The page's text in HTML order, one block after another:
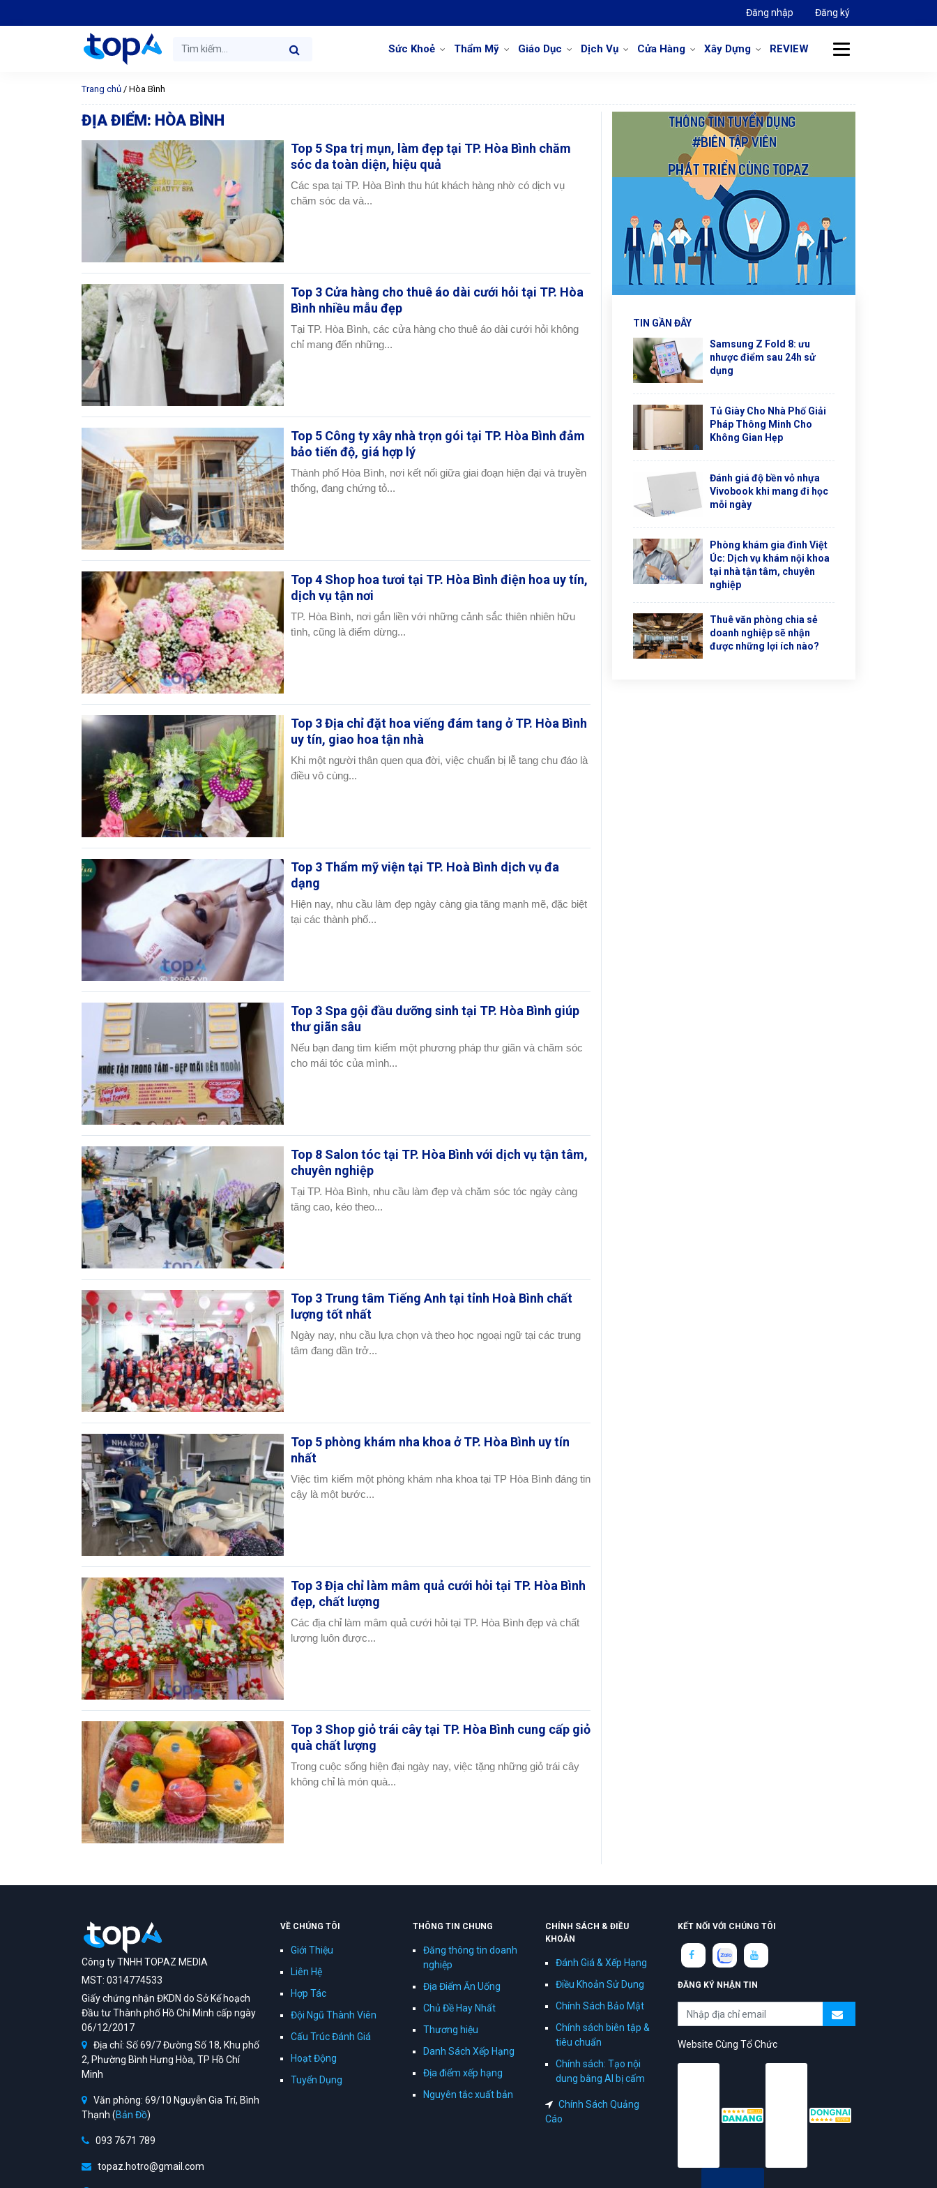
Đăng nhập Đăng ký
Sức Khoẻ Thẩm Mỹ Giáo Dục Dịch Vụ Cửa Hàng Xây Dựng REVIEW
Trang chủ / Hòa Bình
ĐỊA ĐIỂM: HÒA BÌNH
Top 5 Spa trị mụn, làm đẹp tại TP. Hòa Bình chăm
sóc da toàn diện, hiệu quả
Các spa tại TP. Hòa Bình thu hút khách hàng nhờ có dịch vụ
chăm sóc da và...
Top 3 Cửa hàng cho thuê áo dài cưới hỏi tại TP. Hòa
Bình nhiều mẫu đẹp
Tại TP. Hòa Bình, các cửa hàng cho thuê áo dài cưới hỏi không
chỉ mang đến những...
Top 5 Công ty xây nhà trọn gói tại TP. Hòa Bình đảm
bảo tiến độ, giá hợp lý
Thành phố Hòa Bình, nơi kết nối giữa giai đoạn hiện đại và truyền
thống, đang chứng tỏ...
Top 4 Shop hoa tươi tại TP. Hòa Bình điện hoa uy tín,
dịch vụ tận nơi
TP. Hòa Bình, nơi gắn liền với những cảnh sắc thiên nhiên hữu
tình, cũng là điểm dừng...
Top 3 Địa chỉ đặt hoa viếng đám tang ở TP. Hòa Bình
uy tín, giao hoa tận nhà
Khi một người thân quen qua đời, việc chuẩn bị lễ tang chu đáo là
điều vô cùng...
Top 3 Thẩm mỹ viện tại TP. Hoà Bình dịch vụ đa
dạng
Hiện nay, nhu cầu làm đẹp ngày càng gia tăng mạnh mẽ, đặc biệt
tại các thành phố...
Top 3 Spa gội đầu dưỡng sinh tại TP. Hòa Bình giúp
thư giãn sâu
Nếu bạn đang tìm kiếm một phương pháp thư giãn và chăm sóc
cho mái tóc của mình...
Top 8 Salon tóc tại TP. Hòa Bình với dịch vụ tận tâm,
chuyên nghiệp
Tại TP. Hòa Bình, nhu cầu làm đẹp và chăm sóc tóc ngày càng
tăng cao, kéo theo...
Top 3 Trung tâm Tiếng Anh tại tỉnh Hoà Bình chất
lượng tốt nhất
Ngày nay, nhu cầu lựa chọn và theo học ngoại ngữ tại các trung
tâm đang dần trở...
Top 5 phòng khám nha khoa ở TP. Hòa Bình uy tín
nhất
Việc tìm kiếm một phòng khám nha khoa tại TP Hòa Bình đáng tin
cậy là một bước...
Top 3 Địa chỉ làm mâm quả cưới hỏi tại TP. Hòa Bình
đẹp, chất lượng
Các địa chỉ làm mâm quả cưới hỏi tại TP. Hòa Bình đẹp và chất
lượng luôn được...
Top 3 Shop giỏ trái cây tại TP. Hòa Bình cung cấp giỏ
quà chất lượng
Trong cuộc sống hiện đại ngày nay, việc tặng những giỏ trái cây
không chỉ là món quà...
TIN GẦN ĐÂY
Samsung Z Fold 8: ưu
nhược điểm sau 24h sử
dụng
Tủ Giày Cho Nhà Phố Giải
Pháp Thông Minh Cho
Không Gian Hẹp
Đánh giá độ bền vỏ nhựa
Vivobook khi mang đi học
mỗi ngày
Phòng khám gia đình Việt
Úc: Dịch vụ khám nội khoa
tại nhà tận tâm, chuyên
nghiệp
Thuê văn phòng chia sẻ
doanh nghiệp sẽ nhận
được những lợi ích nào?
Công ty TNHH TOPAZ MEDIA
MST: 0314774533
Giấy chứng nhận ĐKDN do Sở Kế hoạch
Đầu tư Thành phố Hồ Chí Minh cấp ngày
06/12/2017
Địa chỉ: Số 69/7 Đường Số 18, Khu phố
2, Phường Bình Hưng Hòa, TP Hồ Chí
Minh
Văn phòng: 69/10 Nguyễn Gia Trí, Bình
Thạnh (Bản Đồ)
093 7671 789
topaz.hotro@gmail.com
VỀ CHÚNG TÔI
Giới Thiệu
Liên Hệ
Hợp Tác
Đội Ngũ Thành Viên
Cấu Trúc Đánh Giá
Hoạt Động
Tuyển Dụng
THÔNG TIN CHUNG
Đăng thông tin doanh
nghiệp
Địa Điểm Ăn Uống
Chủ Đề Hay Nhất
Thương hiệu
Danh Sách Xếp Hạng
Địa điểm xếp hạng
Nguyên tắc xuất bản
CHÍNH SÁCH & ĐIỀU
KHOẢN
Đánh Giá & Xếp Hạng
Điều Khoản Sử Dụng
Chính Sách Bảo Mật
Chính sách biên tập &
tiêu chuẩn
Chính sách: Tạo nội
dung bằng AI bị cấm
Chính Sách Quảng
Cáo
KẾT NỐI VỚI CHÚNG TÔI
ĐĂNG KÝ NHẬN TIN
Website Cùng Tổ Chức